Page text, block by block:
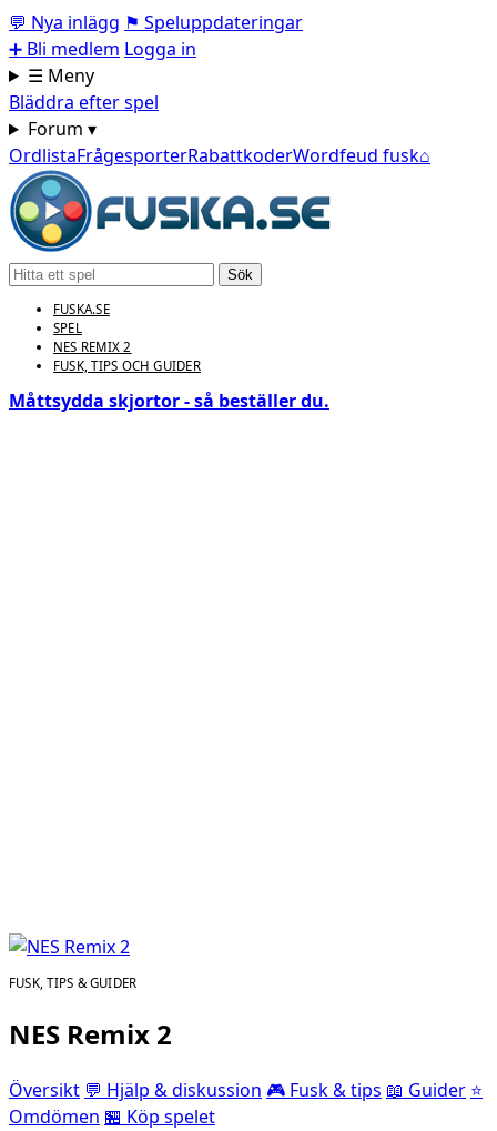
💬 Nya inlägg ⚑ Speluppdateringar
➕ Bli medlem Logga in
☰ Meny
Bläddra efter spel
Forum ▾
OrdlistaFrågesporterRabattkoderWordfeud fusk⌂
Sök
FUSKA.SE
SPEL
NES REMIX 2
FUSK, TIPS OCH GUIDER
Måttsydda skjortor - så beställer du.
FUSK, TIPS & GUIDER
NES Remix 2
Översikt 💬 Hjälp & diskussion 🎮 Fusk & tips 📖 Guider ⭐
Omdömen 🏪 Köp spelet